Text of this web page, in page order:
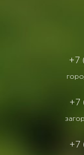
+7
+7
+7